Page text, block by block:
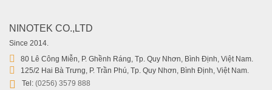
NINOTEK CO.,LTD
Since 2014.
80 Lê Công Miễn, P. Ghềnh Ráng, Tp. Quy Nhơn, Bình Định, Việt Nam.
125/2 Hai Bà Trưng, P. Trần Phú, Tp. Quy Nhơn, Bình Định, Việt Nam.
Tel: (0256) 3579 888